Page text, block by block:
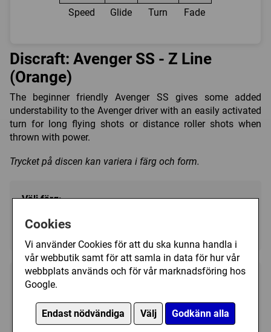
Cookies
Vi använder Cookies för att du ska kunna handla i
vår webbutik samt för att samla in data för hur vår
webbplats används och för vår marknadsföring hos
Google.
Endast nödvändiga Välj Godkänn alla
Speed Glide Turn Fade
Discraft: Avenger SS - Z Line
(Orange)
The beginner friendly Avenger SS gives some added
understability to the Avenger driver with an easily activated
turn for long flying shots or distance roller shots when
thrown with power.
Trycket på discen kan variera i färg och form.
Välj färg:
Orange - Ej i lager
199 kr
Tillfälligt slut